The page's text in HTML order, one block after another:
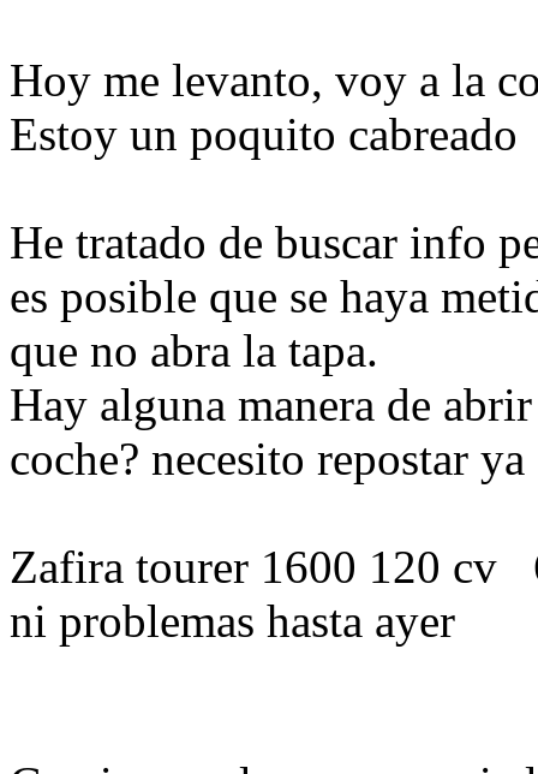
Hoy me levanto, voy a la
Estoy un poquito cabreado
He tratado de buscar info
es posible que se haya
que no abra la tapa.
Hay alguna manera de
coche? necesito repostar
Zafira tourer 1600 120 cv
ni problemas hasta ayer